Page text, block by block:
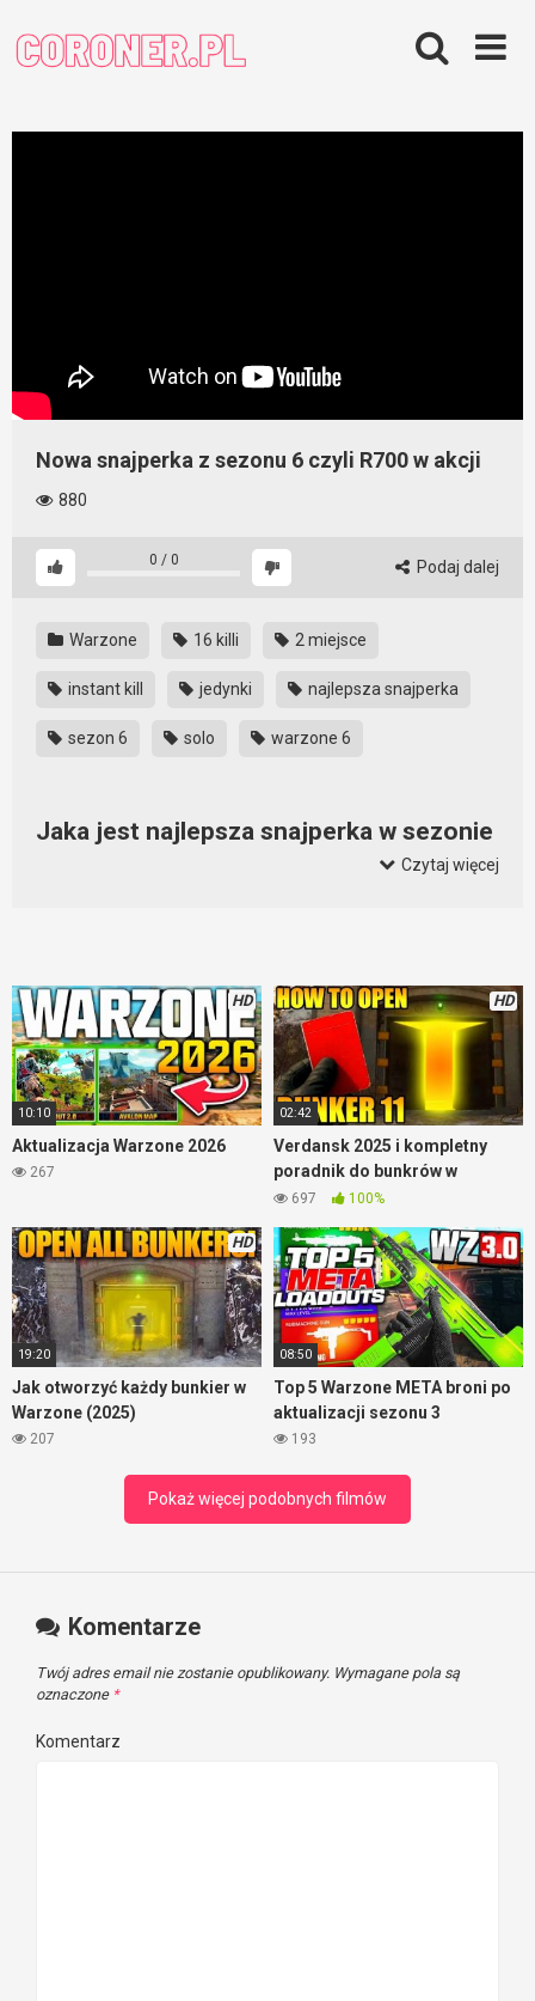
content
Nowa snajperka z sezonu 6 czyli R700 w akcji
880
0 / 0 Podaj dalej
Warzone 16 killi 2 miejsce
instant kill jedynki najlepsza snajperka
sezon 6 solo warzone 6
Jaka jest najlepsza snajperka w sezonie
można siać śmierć w grze. Jest niezwykle celna, ma potężną
siłę rażenia i w odpowiednich warunkach zabija na raz.
Zwłaszcza w jedynkach. Sami się przekonajcie.
Czytaj więcej
HD
10:10
Aktualizacja Warzone 2026
267
HD
02:42
Verdansk 2025 i kompletny
poradnik do bunkrów w
Warzone
697 100%
HD
19:20
Jak otworzyć każdy bunkier w
Warzone (2025)
207
08:50
Top 5 Warzone META broni po
aktualizacji sezonu 3
193
Pokaż więcej podobnych filmów
Komentarze
Twój adres email nie zostanie opublikowany. Wymagane pola są
oznaczone *
Komentarz